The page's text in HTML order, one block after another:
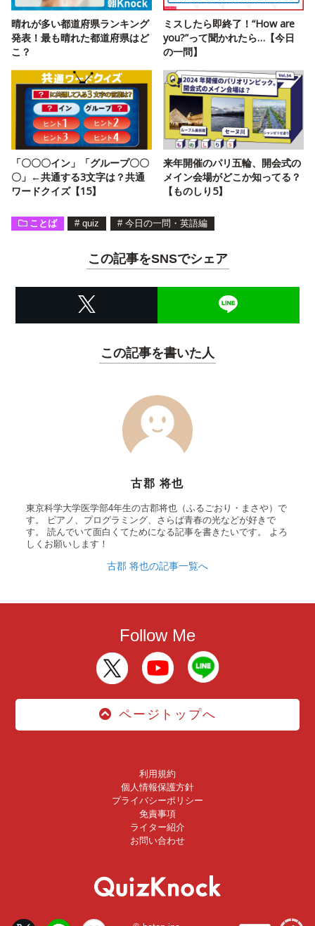
晴れが多い都道府県ランキング
発表！最も晴れた都道府県はど
こ？
ミスしたら即終了！“How are
you?”って聞かれたら…【今日
の一問】
「〇〇〇イン」「グループ〇〇
〇」←共通する3文字は？共通
ワードクイズ【15】
来年開催のパリ五輪、開会式の
メイン会場がどこか知ってる？
【ものしり5】
ことば # quiz # 今日の一問・英語編
この記事をSNSでシェア
この記事を書いた人
古郡 将也
東京科学大学医学部4年生の古郡将也（ふるごおり・まさや）で
す。 ピアノ、プログラミング、さらば青春の光などが好きで
す。 読んでいて面白くてためになる記事を書きたいです。 よろ
しくお願いします！
古郡 将也の記事一覧へ
Follow Me
ページトップへ
利用規約
個人情報保護方針
プライバシーポリシー
免責事項
ライター紹介
お問い合わせ